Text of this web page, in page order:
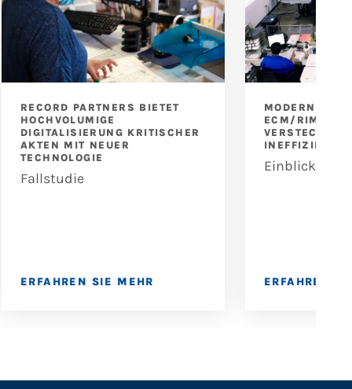
RECORD PARTNERS BIETET
HOCHVOLUMIGE
DIGITALISIERUNG KRITISCHER
AKTEN MIT NEUER
TECHNOLOGIE
Fallstudie
ERFAHREN SIE MEHR
ECM/RIM-
Einblicke
ERFAHREN